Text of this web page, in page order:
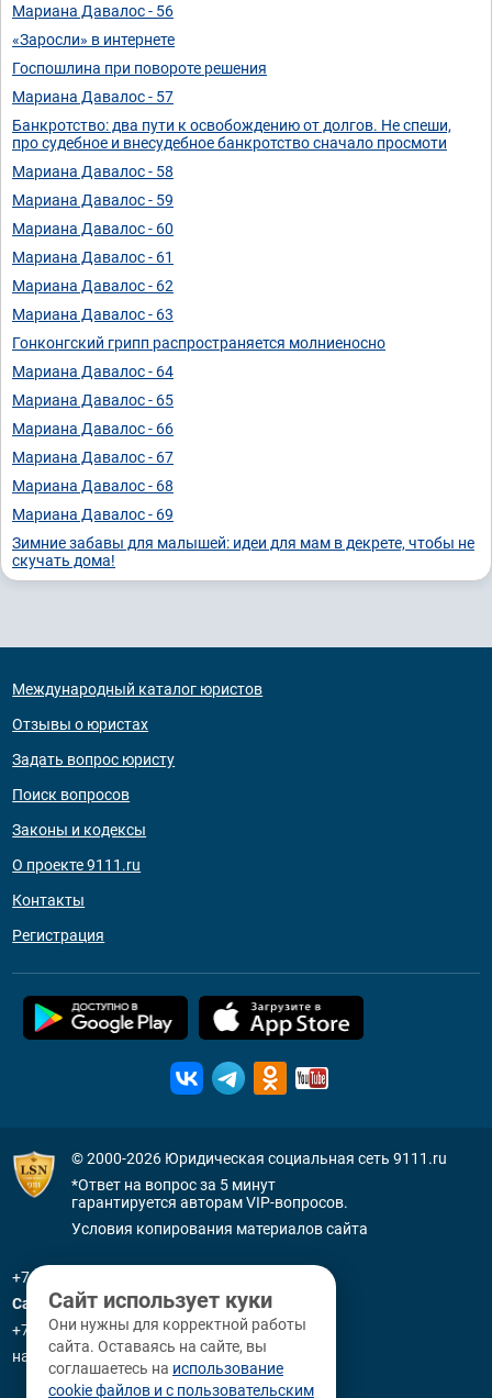
Мариана Давалос - 56
«Заросли» в интернете
Госпошлина при повороте решения
Мариана Давалос - 57
Банкротство: два пути к освобождению от долгов. Не спеши,
про судебное и внесудебное банкротство сначало просмоти
Мариана Давалос - 58
Мариана Давалос - 59
Мариана Давалос - 60
Мариана Давалос - 61
Мариана Давалос - 62
Мариана Давалос - 63
Гонконгский грипп распространяется молниеносно
Мариана Давалос - 64
Мариана Давалос - 65
Мариана Давалос - 66
Мариана Давалос - 67
Мариана Давалос - 68
Мариана Давалос - 69
Зимние забавы для малышей: идеи для мам в декрете, чтобы не
скучать дома!
Международный каталог юристов
Отзывы о юристах
Задать вопрос юристу
Поиск вопросов
Законы и кодексы
О проекте 9111.ru
Контакты
Регистрация
© 2000-2026 Юридическая социальная сеть 9111.ru
*Ответ на вопрос за 5 минут
гарантируется авторам VIP-вопросов.
Условия копирования материалов сайта
+7 (800) 505-91-11
Санкт-Петербург
+7 (812) 336-92-64
наб. р. Фонтанки, д. 59
Сайт использует куки
Они нужны для корректной работы
сайта. Оставаясь на сайте, вы
соглашаетесь на использование
cookie файлов и с пользовательским